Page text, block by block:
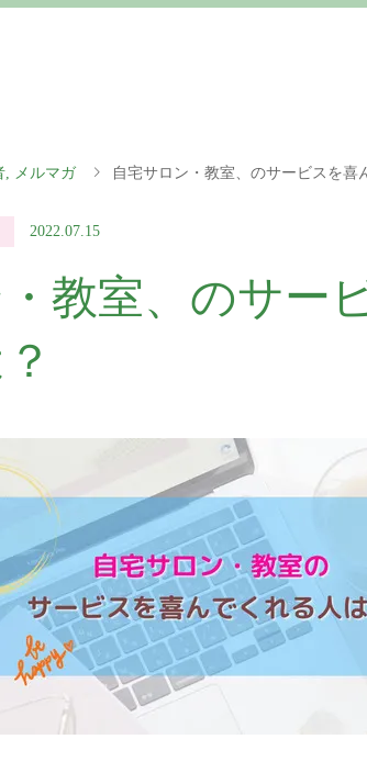
, メルマガ 自宅サロン・教室、のサービスを喜
2022.07.15
教室、のサー